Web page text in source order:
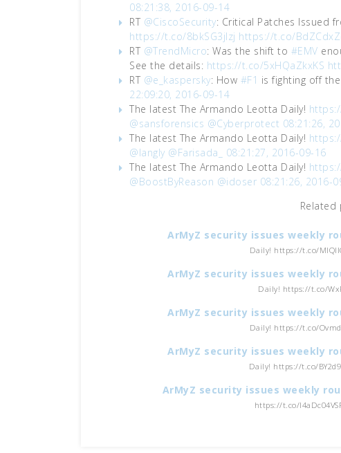
08:21:38, 2016-09-14
RT @CiscoSecurity: Critical Patches Issued
https://t.co/8bkSG3jIzj https://t.co/
RT @TrendMicro: Was the shift to #EMV
See the details: https://t.co/5xHQaZkxKS
RT @e_kaspersky: How #F1 is fighting off
22:09:20, 2016-09-14
The latest The Armando Leotta Daily!
@sansforensics @Cyberprotect 08:21:26,
The latest The Armando Leotta Daily!
@langly @Farisada_
08:21:27, 2016-09-16
The latest The Armando Leotta Daily!
@BoostByReason @idoser 08:21:26, 2016-
Related
ArMyZ security issues weekly
Daily! https://t.co/
ArMyZ security issues weekly
Daily! https://t.co/
ArMyZ security issues weekly
Daily! https://t.co/
ArMyZ security issues weekly
Daily! https://t.co/
ArMyZ security issues weekly
https://t.co/